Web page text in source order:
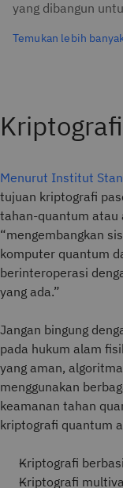
yang dibangun
Temukan lebih
Menurut Institut
tujuan kriptografi
tahan-quantum atau
“mengembangkan
komputer quantum
berinteroperasi
yang ada.”
Jangan bingung
pada hukum alam
yang aman,
menggunakan
keamanan tahan
kriptografi quantum
Kriptografi
Kriptografi